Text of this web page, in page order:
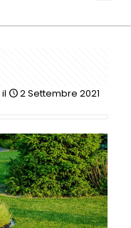
il 2 Settembre 2021